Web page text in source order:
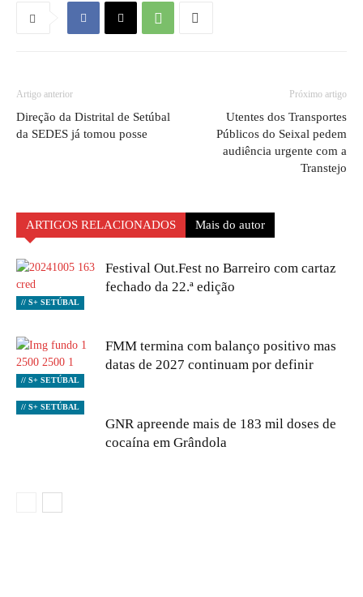
Artigo anterior
Direção da Distrital de Setúbal
da SEDES já tomou posse
Próximo artigo
Utentes dos Transportes
Públicos do Seixal pedem
audiência urgente com a
Transtejo
ARTIGOS RELACIONADOS Mais do autor
// S+ SETÚBAL
Festival Out.Fest no Barreiro com cartaz
fechado da 22.ª edição
// S+ SETÚBAL
FMM termina com balanço positivo mas
datas de 2027 continuam por definir
// S+ SETÚBAL
GNR apreende mais de 183 mil doses de
cocaína em Grândola